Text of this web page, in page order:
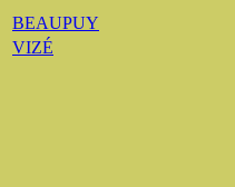
BEAUPUY
VIZÉ